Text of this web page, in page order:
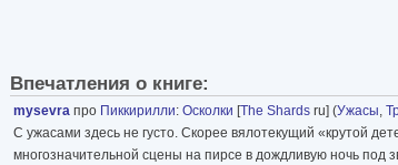
Впечатления о книге:
mysevra про Пиккирилли: Осколки [The Shards ru] (Ужасы,
С ужасами здесь не густо. Скорее вялотекущий «крутой
многозначительной сцены на пирсе в дождливую ночь под